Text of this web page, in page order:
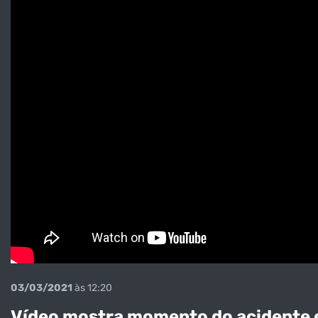
03/03/2021 às 12:20